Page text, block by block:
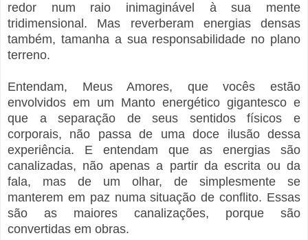
redor num raio inimaginável à sua mente
tridimensional. Mas reverberam energias densas
também, tamanha a sua responsabilidade no plano
terreno.
Entendam, Meus Amores, que vocês estão
envolvidos em um Manto energético gigantesco e
que a separação de seus sentidos físicos e
corporais, não passa de uma doce ilusão dessa
experiência. E entendam que as energias são
canalizadas, não apenas a partir da escrita ou da
fala, mas de um olhar, de simplesmente se
manterem em paz numa situação de conflito. Essas
são as maiores canalizações, porque são
convertidas em obras.